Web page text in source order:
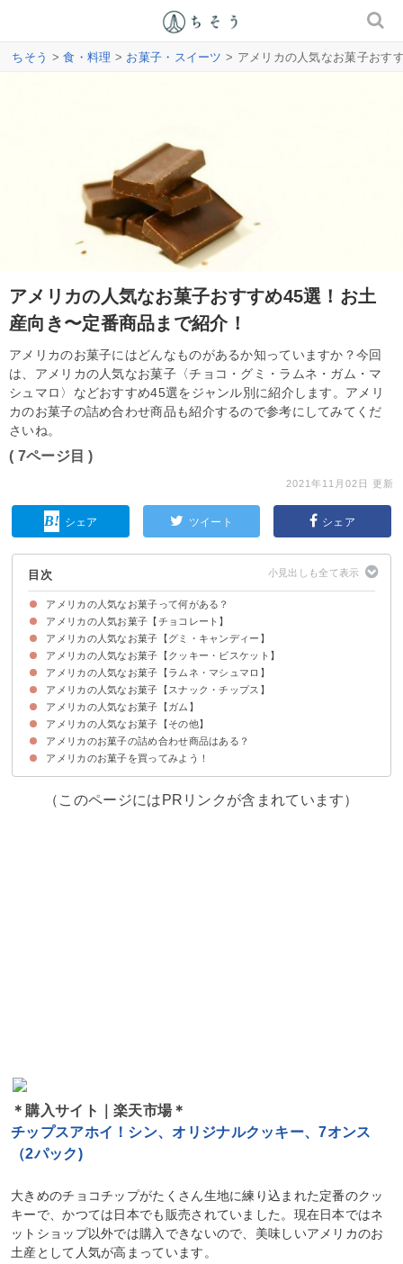
ちそう >食・料理 > お菓子・スイーツ > アメリカの人気なお菓子おす
アメリカの人気なお菓子おすすめ45選！お土
産向き〜定番商品まで紹介！
アメリカのお菓子にはどんなものがあるか知っていますか？今回
は、アメリカの人気なお菓子〈チョコ・グミ・ラムネ・ガム・マ
シュマロ〉などおすすめ45選をジャンル別に紹介します。アメリ
カのお菓子の詰め合わせ商品も紹介するので参考にしてみてくだ
さいね。
( 7ページ目 )
2021年11月02日 更新
シェア ツイート シェア
目次
アメリカの人気なお菓子って何がある？
アメリカの人気お菓子【チョコレート】
①Reese's リーセスピーナッツバターカップ
②キットカット フォールハーベストキャンディー
③ハーシーズ キスチョコ クッキー&クリーム
④エムアンドエムズ ミルクチョコレート
⑤キャドバリー デイリーミルクチョコレート
⑥キンダー キンダージョイ
⑦スニッカーズ
⑧ハーシー クッキー＆クリーム
⑨DOVEイースターアソートスプリングタイムミックスチョコレートキャン
ディー
⑩ハーシー ジャイアントミルクチョコレート
アメリカの人気なお菓子【グミ・キャンディー】
①スキットルズ オリジナル フルーツキャンディー
②スターバースト ゼリービーンズ
③ハリボー ゴールドベア
④サワーパッチキッズ ソフトグミキャンディー
⑤レッドバインズ オリジナルレッド
⑥ジェリーベリー ジェリービーンズ
⑦スウェディッシュフィッシュ ソフトチューイングキャンディ
⑧トローリ サワーグローワームス
⑨スターバーストオリジナルフルーツ
アメリカの人気なお菓子【クッキー・ビスケット】
①チップスデラックスクッキー レインボー
②ハニーメイドフレッシュスタックス ハニーグラハムズ
③ナッターバター クッキーズ
④チップスアホイ！ オリジナルクッキー
⑤ペパリッジファーム ミラノ
⑥クリーム2倍オレオ
⑦ポップタルト
⑧ゴールドフィッシュ
アメリカの人気なお菓子【ラムネ・マシュマロ】
①Rainbow Nerds
②PEZ
③ロッキーマウンテンマシュマロ
アメリカの人気なお菓子【スナック・チップス】
①ドリトス
②オーガニック トルティーヤ チップス
③プリングルズ オリジナル
④レイズ ポテトチップス 塩味
⑤チートス チーズパフ
⑥TERRA
⑦ガーデンベジーストロー
⑧ラッフルズ オーブンベイク オリジナル ポテトチップス
⑨Takis Fuego
⑩ステイシーズ ピタ チップス
アメリカの人気なお菓子【ガム】
①アイスブレーカー アイスキューブ
②ハバ・ババ バブルテープガム
アメリカの人気なお菓子【その他】
①ムーンパイ
②トゥインキーズ
③アルトイズ
アメリカのお菓子の詰め合わせ商品はある？
①アメリカのお菓子詰合せ27点セット～飴・スナック菓子等～（2,299円）
②アメリカンポテトチップ Frito Lay クラシックミックス 54袋入り（2,929
アメリカのお菓子を買ってみよう！
（このページにはPRリンクが含まれています）
＊購入サイト｜楽天市場＊
チップスアホイ！シン、オリジナルクッキー、7オンス
（2パック)
大きめのチョコチップがたくさん生地に練り込まれた定番のクッ
キーで、かつては日本でも販売されていました。現在日本ではネ
ットショップ以外では購入できないので、美味しいアメリカのお
土産として人気が高まっています。